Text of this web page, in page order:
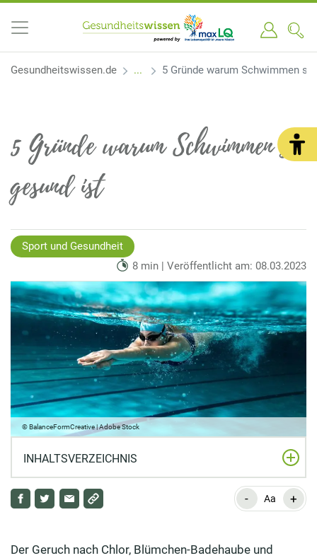
Gesundheitswissen.de 5 Gründe warum Schwimmen
5 Gründe warum Schwimmen so
gesund ist
Sport und Gesundheit
8 min | Veröffentlicht am: 08.03.2023
© BalanceFormCreative | Adobe Stock
INHALTSVERZEICHNIS
Welche Vorteile bietet Schwimmen?
es um gesunde Bewegung geht
- Aa +
Der Geruch nach Chlor, Blümchen-Badehaube und